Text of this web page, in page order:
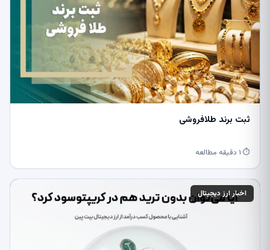
ثبت برند طلافروشی
⏱ ۱ دقیقه مطالعه
اخبار ارز دیجیتال